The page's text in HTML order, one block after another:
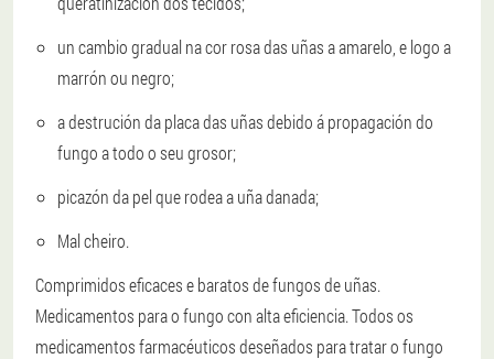
un cambio gradual na cor rosa das uñas a amarelo, e logo a
marrón ou negro;
a destrución da placa das uñas debido á propagación do
fungo a todo o seu grosor;
picazón da pel que rodea a uña danada;
Mal cheiro.
Comprimidos eficaces e baratos de fungos de uñas.
Medicamentos para o fungo con alta eficiencia. Todos os
medicamentos farmacéuticos deseñados para tratar o fungo